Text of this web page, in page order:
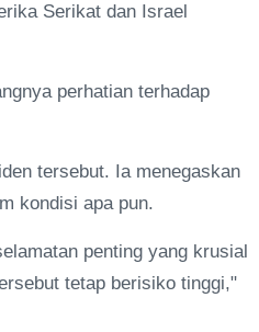
Serikat dan Israel
perhatian terhadap
tersebut. Ia menegaskan
kondisi apa pun.
penting yang krusial
tetap berisiko tinggi,"